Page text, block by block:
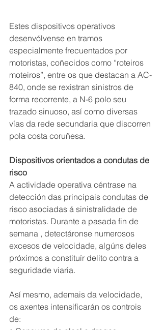
Estes dispositivos operativos
desenvólvense en tramos
especialmente frecuentados por
motoristas, coñecidos como “roteiros
moteiros”, entre os que destacan a AC-
840, onde se rexistran sinistros de
forma recorrente, a N-6 polo seu
trazado sinuoso, así como diversas
vías da rede secundaria que discorren
pola costa coruñesa.
Dispositivos orientados a condutas de
risco
A actividade operativa céntrase na
detección das principais condutas de
risco asociadas á sinistralidade de
motoristas. Durante a pasada fin de
semana , detectáronse numerosos
excesos de velocidade, algúns deles
próximos a constituír delito contra a
seguridade viaria.
Así mesmo, ademais da velocidade,
os axentes intensificarán os controis
de: